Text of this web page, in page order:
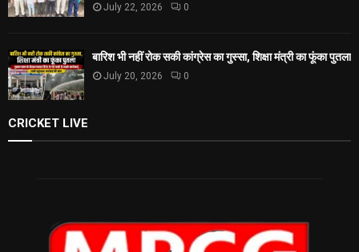
July 22, 2026 0
बारिश भी नहीं रोक सकी कांग्रेस का गुस्सा, शिक्षा मंत्री का फूंका पुतला
July 20, 2026 0
CRICKET LIVE